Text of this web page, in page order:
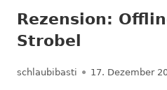
Rezension:
Strobel
Autor
schlaubibasti Veröffentlicht
17. Dezember